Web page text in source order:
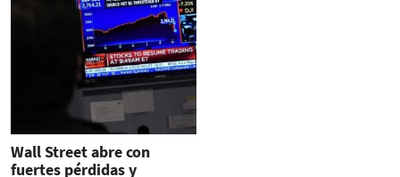
Wall Street abre con
fuertes pérdidas y